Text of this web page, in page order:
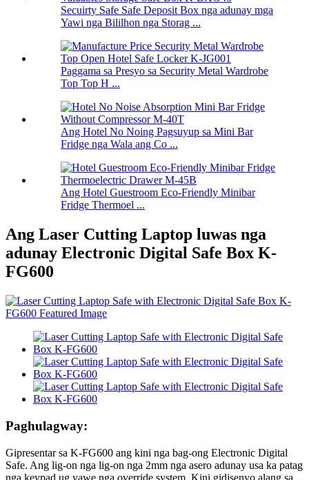
Secuirty Safe Safe Deposit Box nga adunay mga
Yawi nga Bililhon nga Storag ...
Paggama sa Presyo sa Security Metal Wardrobe
Top Top H ...
Ang Hotel No Noing Pagsuyup sa Mini Bar
Fridge nga Wala ang Co ...
Ang Hotel Guestroom Eco-Friendly Minibar
Fridge Thermoel ...
Ang Laser Cutting Laptop luwas nga
adunay Electronic Digital Safe Box K-
FG600
Paghulagway:
Gipresentar sa K-FG600 ang kini nga bag-ong Electronic Digital
Safe. Ang lig-on nga lig-on nga 2mm nga asero adunay usa ka patag
nga keypad ug yawe nga override system. Kini gidisenyo alang sa